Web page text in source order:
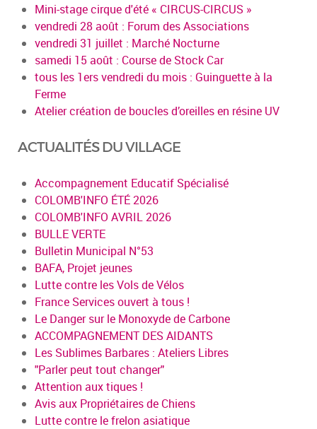
Mini-stage cirque d'été « CIRCUS-CIRCUS »
vendredi 28 août : Forum des Associations
vendredi 31 juillet : Marché Nocturne
samedi 15 août : Course de Stock Car
tous les 1ers vendredi du mois : Guinguette à la
Ferme
Atelier création de boucles d’oreilles en résine UV
ACTUALITÉS DU VILLAGE
Accompagnement Educatif Spécialisé
COLOMB'INFO ÉTÉ 2026
COLOMB'INFO AVRIL 2026
BULLE VERTE
Bulletin Municipal N°53
BAFA, Projet jeunes
Lutte contre les Vols de Vélos
France Services ouvert à tous !
Le Danger sur le Monoxyde de Carbone
ACCOMPAGNEMENT DES AIDANTS
Les Sublimes Barbares : Ateliers Libres
"Parler peut tout changer"
Attention aux tiques !
Avis aux Propriétaires de Chiens
Lutte contre le frelon asiatique